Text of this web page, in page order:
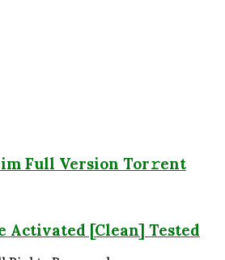
Full Version Tor𝚛ent
Activated [Clean] Tested